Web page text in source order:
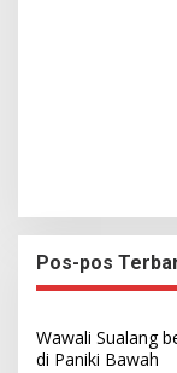
Pos-pos
Wawali Sualang
di Paniki Bawah